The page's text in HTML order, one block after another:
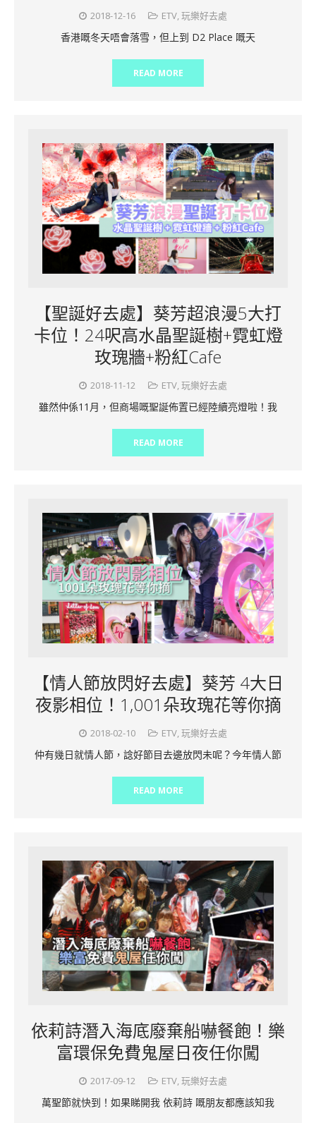
2018-12-16 ETV,玩樂好去處
香港嘅冬天唔會落雪，但上到 D2 Place 嘅天
READ MORE
【聖誕好去處】葵芳超浪漫5大打
卡位！24呎高水晶聖誕樹+霓虹燈
玫瑰牆+粉紅Cafe
2018-11-12 ETV,玩樂好去處
雖然仲係11月，但商場嘅聖誕佈置已經陸續亮燈啦！我
READ MORE
【情人節放閃好去處】葵芳 4大日
夜影相位！1,001朵玫瑰花等你摘
2018-02-10 ETV,玩樂好去處
仲有幾日就情人節，諗好節目去邊放閃未呢？今年情人節
READ MORE
依莉詩潛入海底廢棄船嚇餐飽！樂
富環保免費鬼屋日夜任你闖
2017-09-12 ETV,玩樂好去處
萬聖節就快到！如果睇開我 依莉詩 嘅朋友都應該知我